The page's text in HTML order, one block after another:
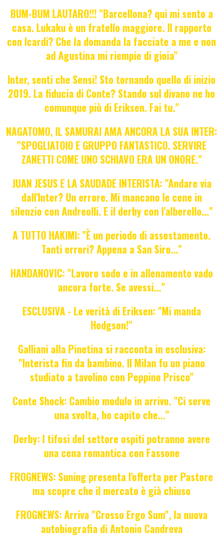
BUM-BUM LAUTARO!!! "Barcellona? qui mi sento a
casa. Lukaku è un fratello maggiore. Il rapporto
con Icardi? Che la domanda la facciate a me e non
ad Agustina mi riempie di gioia"
Inter, senti che Sensi! Sto tornando quello di inizio
2019. La fiducia di Conte? Stando sul divano ne ho
comunque più di Eriksen. Fai tu."
NAGATOMO, IL SAMURAI AMA ANCORA LA SUA INTER:
"SPOGLIATOIO E GRUPPO FANTASTICO. SERVIRE
ZANETTI COME UNO SCHIAVO ERA UN ONORE."
JUAN JESUS E LA SAUDADE INTERISTA: "Andare via
dall'Inter? Un errore. Mi mancano le cene in
silenzio con Andreolli. E il derby con l'alberello..."
A TUTTO HAKIMI: "È un periodo di assestamento.
Tanti errori? Appena a San Siro..."
HANDANOVIC: "Lavoro sodo e in allenamento vado
ancora forte. Se avessi..."
ESCLUSIVA - Le verità di Eriksen: "Mi manda
Hodgson!"
Galliani alla Pinetina si racconta in esclusiva:
"Interista fin da bambino. Il Milan fu un piano
studiato a tavolino con Peppino Prisco"
Conte Shock: Cambio modulo in arrivo. "Ci serve
una svolta, ho capito che..."
Derby: I tifosi del settore ospiti potranno avere
una cena romantica con Fassone
FROGNEWS: Suning presenta l'offerta per Pastore
ma scopre che il mercato è già chiuso
FROGNEWS: Arriva "Crosso Ergo Sum", la nuova
autobiografia di Antonio Candreva